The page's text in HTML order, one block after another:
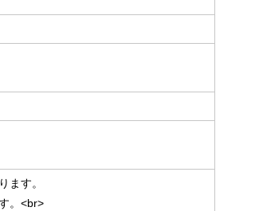
ます。
。<br>